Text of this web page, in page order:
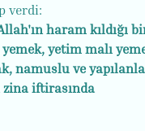
verdi:
haram kıldığı
yetim malı
namuslu ve
iftirasında